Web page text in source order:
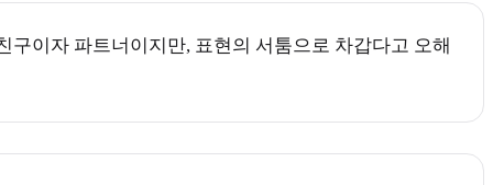
이자 파트너이지만, 표현의 서툼으로 차갑다고 오해